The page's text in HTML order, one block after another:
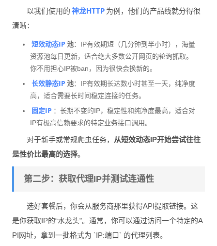
以我们使用的 神龙HTTP 为例，他们的产品线就分得很
清晰：
短效动态IP 池：IP有效期短（几分钟到半小时），海量
资源池每日更新，适合绝大多数公开网页的轮询抓取。
你不用担心IP被ban，因为很快会换新的。
长效静态IP 池：IP有效期长达数小时甚至一天，纯净度
高，适合需要长时间稳定连接的任务。
固定IP ：长期不变的IP，稳定性和纯净度最高，适合对
IP有极高信赖要求的特定业务接口调用。
对于新手或常规爬虫任务， 从短效动态IP开始尝试往往
是性价比最高的选择。
第二步：获取代理IP并测试连通性
选好套餐后，你会从服务商那里获得API提取链接。这
是你获取IP的“水龙头”。通常，你可以通过访问一个特定的A
PI网址，拿到一批格式为 `IP:端口` 的代理列表。